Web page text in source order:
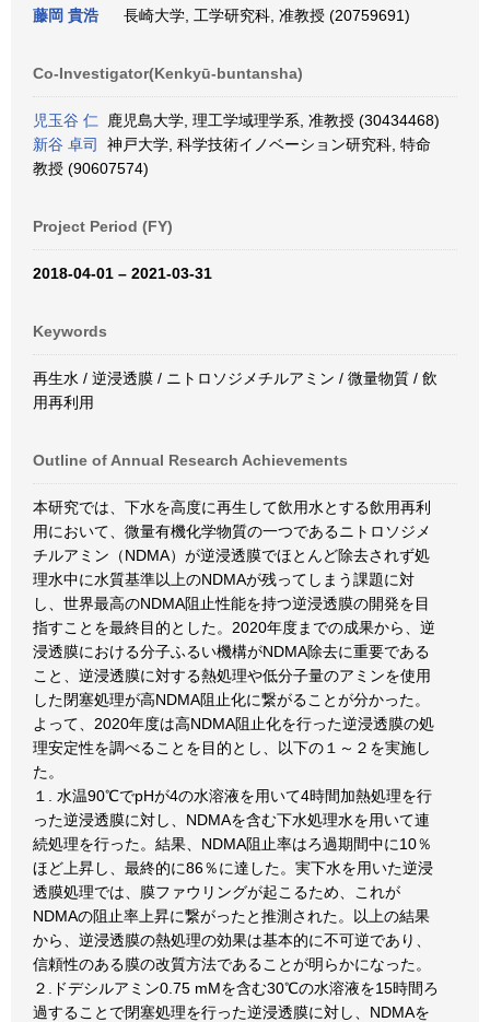
藤岡 貴浩 長崎大学, 工学研究科, 准教授 (20759691)
Co-Investigator(Kenkyū-buntansha)
児玉谷 仁 鹿児島大学, 理工学域理学系, 准教授 (30434468)
新谷 卓司
神戸大学, 科学技術イノベーション研究科, 特命
教授 (90607574)
Project Period (FY)
2018-04-01 – 2021-03-31
Keywords
再生水 / 逆浸透膜 / ニトロソジメチルアミン / 微量物質 / 飲
用再利用
Outline of Annual Research Achievements
本研究では、下水を高度に再生して飲用水とする飲用再利
用において、微量有機化学物質の一つであるニトロソジメ
チルアミン（NDMA）が逆浸透膜でほとんど除去されず処
理水中に水質基準以上のNDMAが残ってしまう課題に対
し、世界最高のNDMA阻止性能を持つ逆浸透膜の開発を目
指すことを最終目的とした。2020年度までの成果から、逆
浸透膜における分子ふるい機構がNDMA除去に重要である
こと、逆浸透膜に対する熱処理や低分子量のアミンを使用
した閉塞処理が高NDMA阻止化に繋がることが分かった。
よって、2020年度は高NDMA阻止化を行った逆浸透膜の処
理安定性を調べることを目的とし、以下の１～２を実施し
た。
１. 水温90℃でpHが4の水溶液を用いて4時間加熱処理を行
った逆浸透膜に対し、NDMAを含む下水処理水を用いて連
続処理を行った。結果、NDMA阻止率はろ過期間中に10％
ほど上昇し、最終的に86％に達した。実下水を用いた逆浸
透膜処理では、膜ファウリングが起こるため、これが
NDMAの阻止率上昇に繋がったと推測された。以上の結果
から、逆浸透膜の熱処理の効果は基本的に不可逆であり、
信頼性のある膜の改質方法であることが明らかになった。
２.ドデシルアミン0.75 mMを含む30℃の水溶液を15時間ろ
過することで閉塞処理を行った逆浸透膜に対し、NDMAを